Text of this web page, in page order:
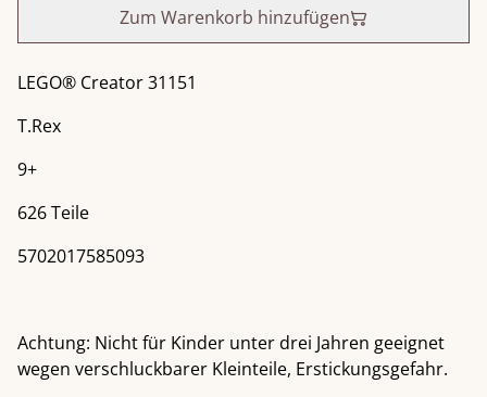
Zum Warenkorb hinzufügen
LEGO® Creator 31151
T.Rex
9+
626 Teile
5702017585093
Achtung: Nicht für Kinder unter drei Jahren geeignet
wegen verschluckbarer Kleinteile, Erstickungsgefahr.